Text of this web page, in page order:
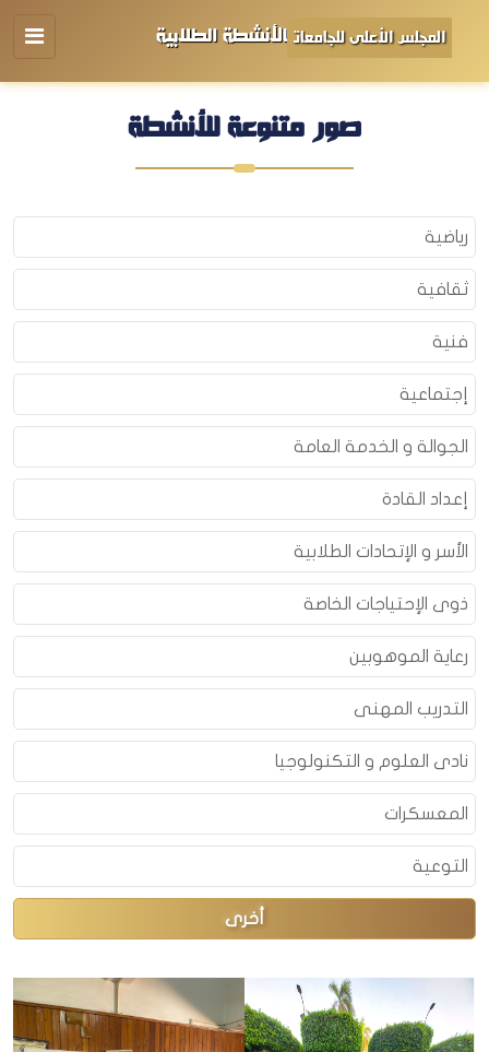
المجلس الأعلى للجامعات الأنشطة الطلابية
صور متنوعة للأنشطة
رياضية
ثقافية
فنية
إجتماعية
الجوالة و الخدمة العامة
إعداد القادة
الأسر و الإتحادات الطلابية
ذوى الإحتياجات الخاصة
رعاية الموهوبين
التدريب المهنى
نادى العلوم و التكنولوجيا
المعسكرات
التوعية
أخرى